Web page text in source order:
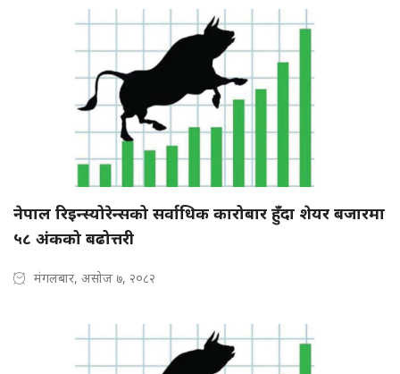
नेपाल रिइन्स्योरेन्सको सर्वाधिक कारोबार हुँदा शेयर बजारमा
५८ अंकको बढोत्तरी
मंगलबार, असोज ७, २०८२